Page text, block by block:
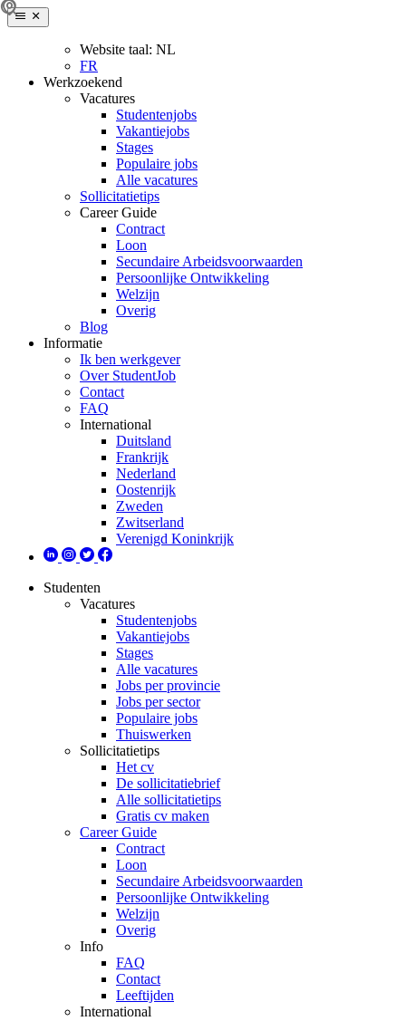
Website taal: NL
FR
Werkzoekend
Vacatures
Studentenjobs
Vakantiejobs
Stages
Populaire jobs
Alle vacatures
Sollicitatietips
Career Guide
Contract
Loon
Secundaire Arbeidsvoorwaarden
Persoonlijke Ontwikkeling
Welzijn
Overig
Blog
Informatie
Ik ben werkgever
Over StudentJob
Contact
FAQ
International
Duitsland
Frankrijk
Nederland
Oostenrijk
Zweden
Zwitserland
Verenigd Koninkrijk
Studenten
Vacatures
Studentenjobs
Vakantiejobs
Stages
Alle vacatures
Jobs per provincie
Jobs per sector
Populaire jobs
Thuiswerken
Sollicitatietips
Het cv
De sollicitatiebrief
Alle sollicitatietips
Gratis cv maken
Career Guide
Contract
Loon
Secundaire Arbeidsvoorwaarden
Persoonlijke Ontwikkeling
Welzijn
Overig
Info
FAQ
Contact
Leeftijden
International